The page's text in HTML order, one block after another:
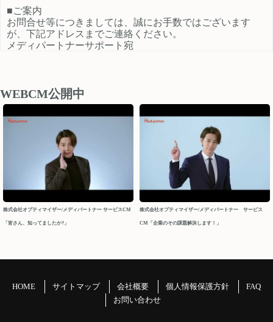
■ご案内
お問合せ等につきましては、誠にお手数ではございます
が、下記アドレスまでご連絡ください。
メディパートナーサポート宛
後、順次確認し対応させていただきます。
以上、ご迷惑をお掛け致しますが、どうぞよろしくお願い
申し上げます。
今後ともメディパートナーを何卒よろしくお願いいたしま
メディパートナーサポート
2026/04/10
ートでございます。
GW休業につきましてご案内申し上げます。
WEBCM公開中
株式会社オプティマイザー/メディパートナー サービスCM
「皆さん、知ってましたか?」
株式会社オプティマイザー/メディパートナー サービス
CM「企業のその課題解決します！」
HOME サイトマップ 会社概要 個人情報保護方針
FAQ
お問い合わせ